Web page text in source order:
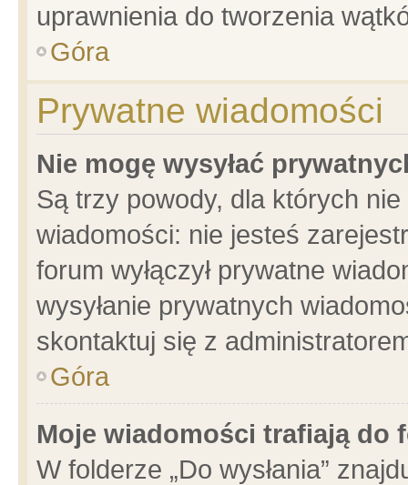
uprawnienia do tworzenia
Góra
Prywatne wiadomości
Nie mogę wysyłać
Są trzy powody, dla których
wiadomości: nie jesteś
forum wyłączył prywatne
wysyłanie prywatnych
skontaktuj się z
Góra
Moje wiadomości trafiają do
W folderze „Do wysłania”